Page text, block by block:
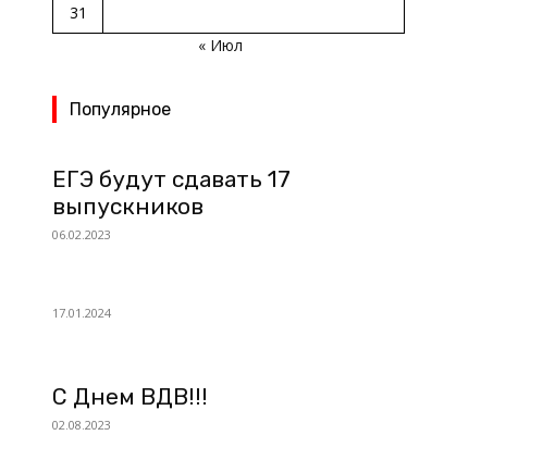
31
« Июл
Популярное
ЕГЭ будут сдавать 17
выпускников
06.02.2023
17.01.2024
С Днем ВДВ!!!
02.08.2023